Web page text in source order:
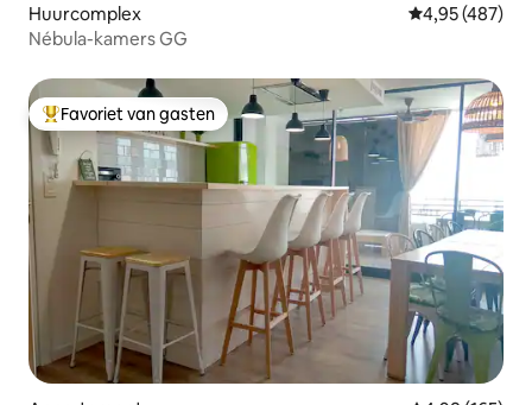
Huurcomplex Gemiddelde
4,95 (487)
Nébula-kamers GG
Topfavoriet van gasten
Favoriet van gasten